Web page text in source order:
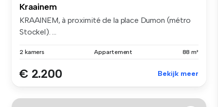
Kraainem
KRAAINEM, à proximité de la place Dumon (métro
Stockel). ...
2 kamers Appartement 88 m²
€ 2.200 Bekijk meer